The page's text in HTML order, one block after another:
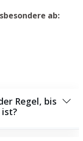
ab:
Regel, bis
mir ist?